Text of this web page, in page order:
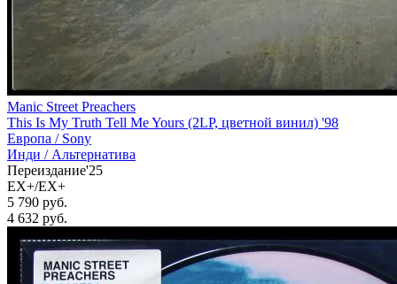
Manic Street Preachers
This Is My Truth Tell Me Yours (2LP, цветной винил) '98
Европа / Sony
Инди / Альтернатива
Переиздание'25
EX+/EX+
5 790 руб.
4 632 руб.